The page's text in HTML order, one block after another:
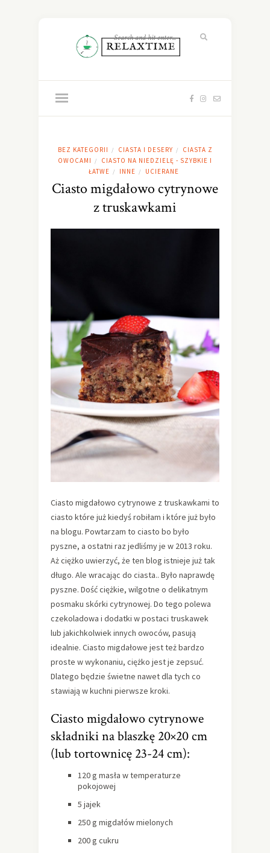
BEZ KATEGORII / CIASTA I DESERY /
CIASTA Z
OWOCAMI
/
CIASTO NA NIEDZIELĘ - SZYBKIE I
ŁATWE / INNE / UCIERANE
Ciasto migdałowo cytrynowe
z truskawkami
Ciasto migdałowo cytrynowe z truskawkami to
ciasto które już kiedyś robiłam i które już było
na blogu. Powtarzam to ciasto bo było
pyszne, a ostatni raz jedliśmy je w 2013 roku.
Aż ciężko uwierzyć, że ten blog istnieje już tak
długo. Ale wracając do ciasta.. Było naprawdę
pyszne. Dość ciężkie, wilgotne o delikatnym
posmaku skórki cytrynowej. Do tego polewa
czekoladowa i dodatki w postaci truskawek
lub jakichkolwiek innych owoców, pasują
idealnie. Ciasto migdałowe jest też bardzo
proste w wykonaniu, ciężko jest je zepsuć.
Dlatego będzie świetne nawet dla tych co
stawiają w kuchni pierwsze kroki.
Ciasto migdałowo cytrynowe
składniki na blaszkę 20×20 cm
(lub tortownicę 23-24 cm):
120 g masła w temperaturze
pokojowej
5 jajek
250 g migdałów mielonych
200 g cukru